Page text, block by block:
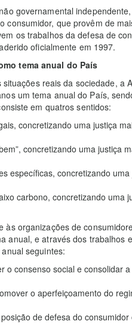
governamental
consumidor, que provêm de
os trabalhos da defesa de
oficialmente em 1997.
tema anual do País
reais da sociedade, a
um tema anual do País,
em quatros sentidos:
concretizando uma justiça
concretizando uma justiça
específicas, concretizando
carbono, concretizando uma
às organizações de
anual, e através dos trabalhos
seguintes:
o consenso social e consolidar
o aperfeiçoamento do
de defesa do